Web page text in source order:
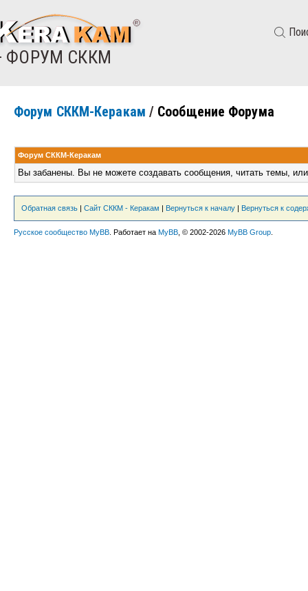
ФОРУМ СККМ
Форум СККМ-Керакам / Сообщение Форума
Форум СККМ-Керакам
Вы забанены. Вы не можете создавать сообщения, читать темы,
Обратная связь | Сайт СККМ - Керакам | Вернуться к началу | Вернуться к
Русское сообщество MyBB . Работает на MyBB , © 2002-2026 MyBB Group